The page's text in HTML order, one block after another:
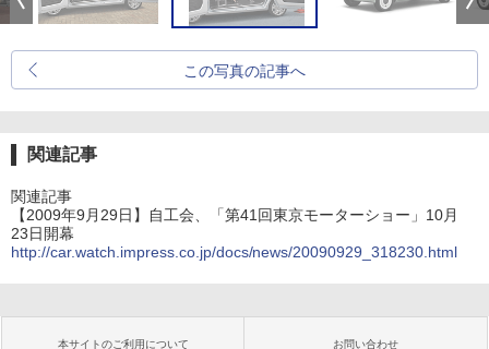
この写真の記事へ
関連記事
関連記事
【2009年9月29日】自工会、「第41回東京モーターショー」10月
23日開幕
http://car.watch.impress.co.jp/docs/news/20090929_318230.html
本サイトのご利用について お問い合わせ